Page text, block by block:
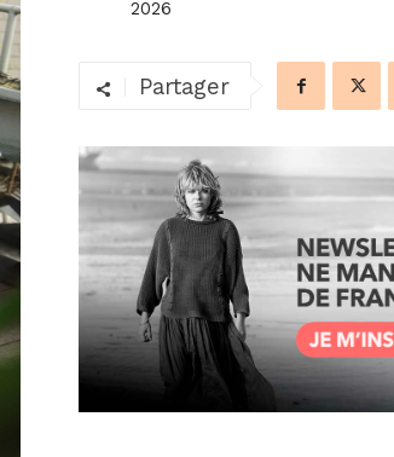
2026
Partager